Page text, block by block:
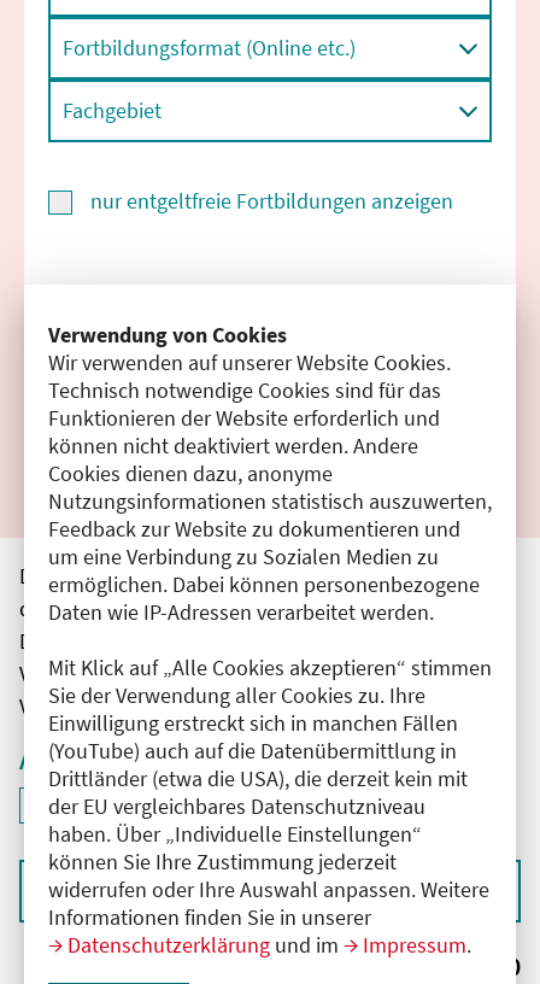
Verwendung von Cookies
Wir verwenden auf unserer Website Cookies.
Technisch notwendige Cookies sind für das
Funktionieren der Website erforderlich und
können nicht deaktiviert werden. Andere
Cookies dienen dazu, anonyme
Nutzungsinformationen statistisch auszuwerten,
Feedback zur Website zu dokumentieren und
um eine Verbindung zu Sozialen Medien zu
ermöglichen. Dabei können personenbezogene
Daten wie IP-Adressen verarbeitet werden.
Mit Klick auf „Alle Cookies akzeptieren“ stimmen
Sie der Verwendung aller Cookies zu. Ihre
Einwilligung erstreckt sich in manchen Fällen
(YouTube) auch auf die Datenübermittlung in
Drittländer (etwa die USA), die derzeit kein mit
der EU vergleichbares Datenschutzniveau
haben. Über „Individuelle Einstellungen“
können Sie Ihre Zustimmung jederzeit
widerrufen oder Ihre Auswahl anpassen. Weitere
Informationen finden Sie in unserer
Datenschutzerklärung und im Impressum.
Fortbildungsformat (Online etc.)
Fachgebiet
nur entgeltfreie Fortbildungen anzeigen
Filter zurücksetzen
Ergebnisse drucken
Die hier aufgeführten Veranstaltungen entsprechen
den unmittelbar vom Veranstalter getätigten Angaben.
Die Ärztekammer Berlin übernimmt keine
Verantwortung für den Inhalt, die Haftung obliegt dem
Veranstalter.
Aktive Filter
Filter
ID: ANT-2502242
deaktivieren und Suchergebnisse neu laden
Sortieren nach
Ergebnisse: 0